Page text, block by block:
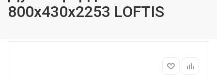
800х430х2253 LOFTIS